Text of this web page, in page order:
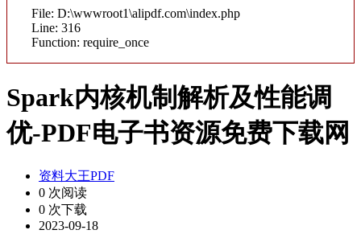
File: D:\wwwroot1\alipdf.com\index.php
Line: 316
Function: require_once
Spark内核机制解析及性能调
优-PDF电子书资源免费下载网
资料大王PDF
0 次阅读
0 次下载
2023-09-18